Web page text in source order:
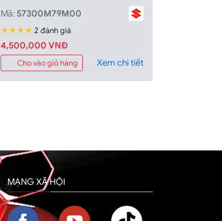
Mã: 57300M79M00
★★★★ 2 đánh giá
4,500,000 VNĐ
Cho vào giỏ hàng Xem chi tiết
MẠNG XÃ HỘI